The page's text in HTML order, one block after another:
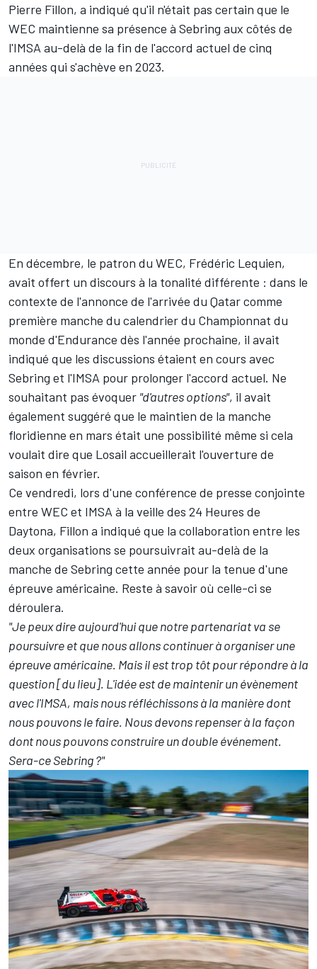
Pierre Fillon, a indiqué qu'il n'était pas certain que le
WEC maintienne sa présence à Sebring aux côtés de
l'IMSA au-delà de la fin de l'accord actuel de cinq
années qui s'achève en 2023.
En décembre, le patron du WEC, Frédéric Lequien,
avait offert un discours à la tonalité différente : dans le
contexte de l'annonce de l'arrivée du Qatar comme
première manche du calendrier du Championnat du
monde d'Endurance dès l'année prochaine, il avait
indiqué que les discussions étaient en cours avec
Sebring et l'IMSA pour prolonger l'accord actuel. Ne
souhaitant pas évoquer "d'autres options", il avait
également suggéré que le maintien de la manche
floridienne en mars était une possibilité même si cela
voulait dire que Losail accueillerait l'ouverture de
saison en février.
Ce vendredi, lors d'une conférence de presse conjointe
entre WEC et IMSA à la veille des 24 Heures de
Daytona, Fillon a indiqué que la collaboration entre les
deux organisations se poursuivrait au-delà de la
manche de Sebring cette année pour la tenue d'une
épreuve américaine. Reste à savoir où celle-ci se
déroulera.
"Je peux dire aujourd'hui que notre partenariat va se
poursuivre et que nous allons continuer à organiser une
épreuve américaine. Mais il est trop tôt pour répondre à la
question [du lieu]. L'idée est de maintenir un évènement
avec l'IMSA, mais nous réfléchissons à la manière dont
nous pouvons le faire. Nous devons repenser à la façon
dont nous pouvons construire un double événement.
Sera-ce Sebring ?"